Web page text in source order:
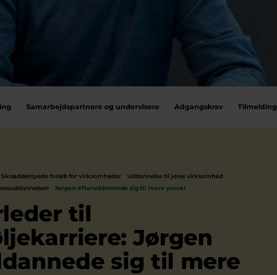
Samarbejdspartnere og undervisere Adgangskrav Tilmelding
Skræddersyede forløb for virksomheder
Uddannelse til jeres virksomhed
Jørgen efteruddannede sig til mere power
til
Jørgen
sig til mere